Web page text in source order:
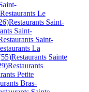
Restaurants Le
)Restaurants Saint-
Saint-
Saint-
La
55)Restaurants Sainte
)Restaurants
Petite
Bras-